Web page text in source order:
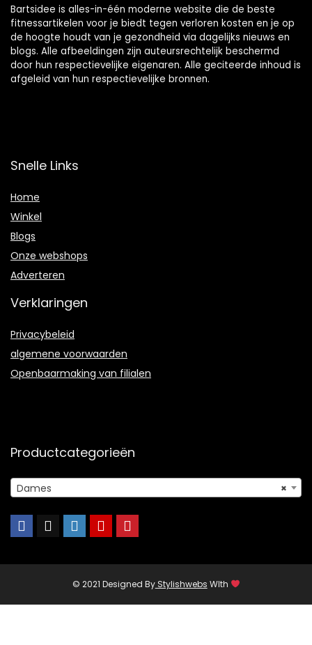
Bartsidee is alles-in-één moderne website die de beste
fitnessartikelen voor je biedt tegen verloren kosten en je op
de hoogte houdt van je gezondheid via dagelijks nieuws en
blogs. Alle afbeeldingen zijn auteursrechtelijk beschermd
door hun respectievelijke eigenaren. Alle geciteerde inhoud is
afgeleid van hun respectievelijke bronnen.
Snelle Links
Home
Winkel
Blogs
Onze webshops
Adverteren
Verklaringen
Privacybeleid
algemene voorwaarden
Openbaarmaking van filialen
Productcategorieën
×
Dames
© 2021 Designed ByStylishwebs WIth